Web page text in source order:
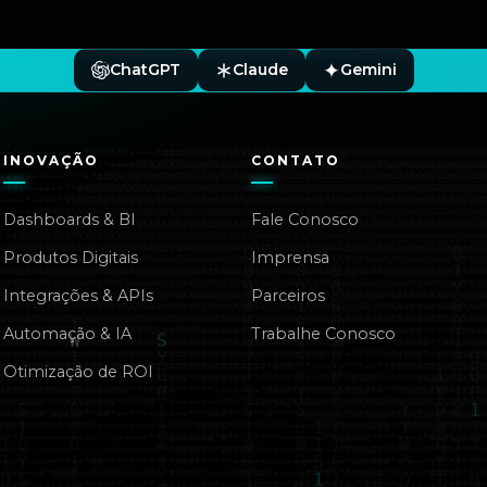
ChatGPT Claude Gemini
INOVAÇÃO
Dashboards & BI
Produtos Digitais
Integrações & APIs
Automação & IA
Otimização de ROI
CONTATO
Fale Conosco
Imprensa
Parceiros
Trabalhe Conosco